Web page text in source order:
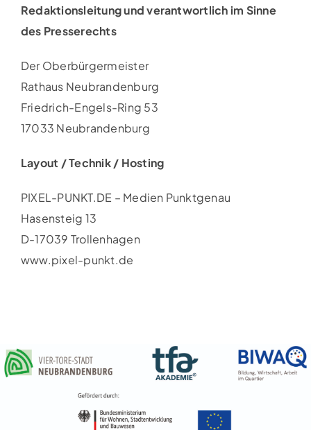
Redaktionsleitung und verantwortlich im Sinne
des Presserechts
Der Oberbürgermeister
Rathaus Neubrandenburg
Friedrich-Engels-Ring 53
17033 Neubrandenburg
Layout / Technik / Hosting
PIXEL-PUNKT.DE – Medien Punktgenau
Hasensteig 13
D-17039 Trollenhagen
www.pixel-punkt.de